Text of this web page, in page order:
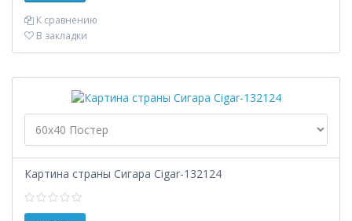
К сравнению
В закладки
Картина страны Сигара Cigar-132124